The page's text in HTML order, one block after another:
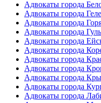
Адвокаты города
Адвокаты города
Адвокаты города
Адвокаты города
Адвокаты города
Адвокаты города
Адвокаты города
Адвокаты города
Адвокаты города
Адвокаты города
Адвокаты города